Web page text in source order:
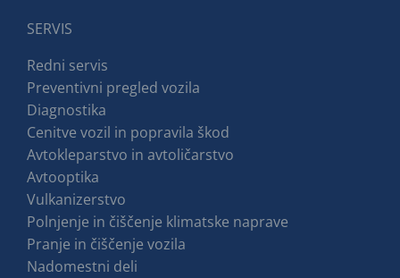
SERVIS
Redni servis
Preventivni pregled vozila
Diagnostika
Cenitve vozil in popravila škod
Avtokleparstvo in avtoličarstvo
Avtooptika
Vulkanizerstvo
Polnjenje in čiščenje klimatske naprave
Pranje in čiščenje vozila
Nadomestni deli